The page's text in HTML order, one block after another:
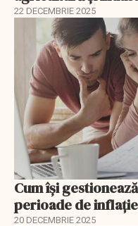
22 DECEMBRIE 2025
Cum își
perioade de inflație
20 DECEMBRIE 2025